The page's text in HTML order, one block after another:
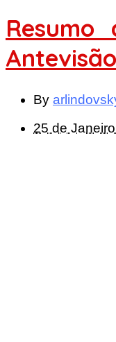
By
25 de